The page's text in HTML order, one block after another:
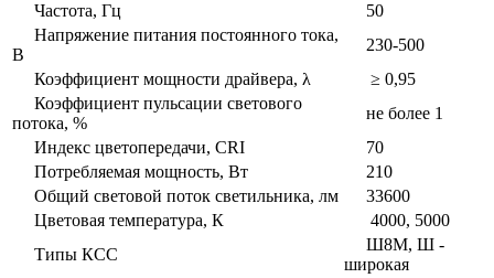
Частота, Гц
50
Напряжение питания постоянного тока,
В
230-500
Коэффициент мощности драйвера, λ
≥ 0,95
Коэффициент пульсации светового
потока, %
не более 1
Индекс цветопередачи, CRI
70
Потребляемая мощность, Вт
210
Общий световой поток светильника, лм
33600
Цветовая температура, К
4000, 5000
Типы КСС
Ш8М, Ш -
широкая